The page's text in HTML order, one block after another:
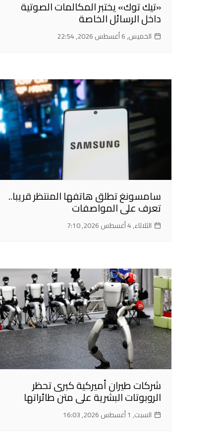
«تيك توك» يختبر المكالمات الصوتية
داخل الرسائل الخاصة
الخميس, 6 أغسطس 2026, 22:54
سامسونغ تطلق هاتفها المنتظر قريبا..
تعرف على المواصفات
الثلاثاء, 4 أغسطس 2026, 7:10
شركات طيران أميركية كبرى تحظر
الروبوتات البشرية على متن طائراتها
السبت, 1 أغسطس 2026, 16:03